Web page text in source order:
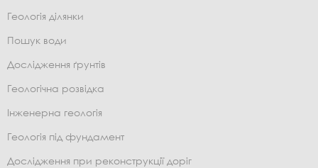
Геологія ділянки
Пошук води
Дослідження ґрунтів
Геологічна розвідка
Інженерна геологія
Геологія під фундамент
Дослідження при реконструкції доріг